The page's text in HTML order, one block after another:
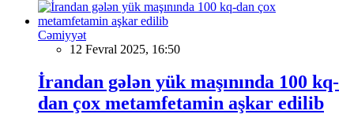
Cəmiyyət
12 Fevral 2025, 16:50
İrandan gələn yük maşınında 100 kq-
dan çox metamfetamin aşkar edilib